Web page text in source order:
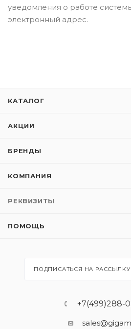
уведомления о работе
электронный адрес.
КАТАЛОГ
АКЦИИ
БРЕНДЫ
КОМПАНИЯ
РЕКВИЗИТЫ
ПОМОЩЬ
ПОДПИСАТЬСЯ НА РАССЫЛКУ
+7(499)288-